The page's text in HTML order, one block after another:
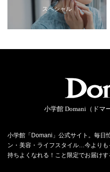
スペシャル
小学館 Domani（ドマ
小学館「Domani」公式サイト。毎日
ン・美容・ライフスタイル…今より
持ちよくなれる！こと限定でお届けす